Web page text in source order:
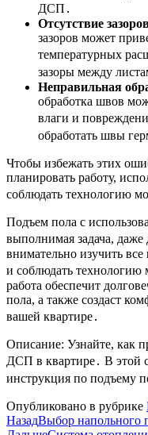
ДСП․
Отсутствие
зазоров может
температурных
зазоры между
Неправильная
обработка швов
влаги и
обработать швы
Чтобы избежать этих
планировать работу,
соблюдать технологию
Подъем пола с
выполнимая задача, даже
внимательно изучить
и соблюдать
работа обеспечит
пола, а также создаст
вашей квартире․
Описание: Узнайте, как
ДСП в квартире․ В этой
инструкция по подъему
Опубликовано в рубрике
НазадВыбор напольного